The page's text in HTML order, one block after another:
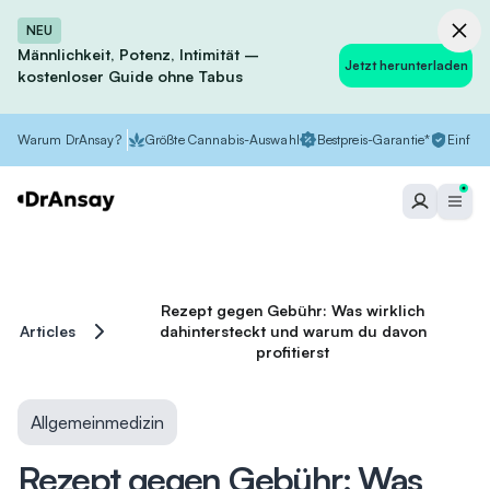
NEU
Männlichkeit, Potenz, Intimität –
kostenloser Guide ohne Tabus
Jetzt herunterladen
Warum DrAnsay? Größte Cannabis-Auswahl Bestpreis-Garantie*
Articles
Rezept gegen Gebühr: Was wirklich
dahintersteckt und warum du davon
profitierst
Allgemeinmedizin
Rezept gegen Gebühr: Was